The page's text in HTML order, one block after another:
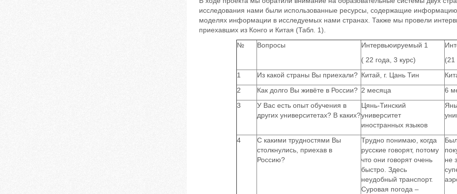
исследования нами были использованные ресурсы, содержащие
моделях информации в исследуемых нами странах. Также мы провели
приехавших из Конго и Китая (Табл. 1).
№
Вопросы
Интервьюируемый 1
( 22 года, 3 курс)
(21
1
Из какой страны Вы приехали? Китай, г. Цань Тин
2
Как долго Вы живёте в России? 2 месяца
6
3
У Вас есть опыт обучения в
других университетах? В каких?
Цянь-Тинский
университет
иностранных языков
4
С какими трудностями Вы
столкнулись, приехав в
Россию?
Трудно понимаю, когда
русские говорят, потому
что они говорят очень
быстро. Здесь
неудобный транспорт.
Суровая погода –
не